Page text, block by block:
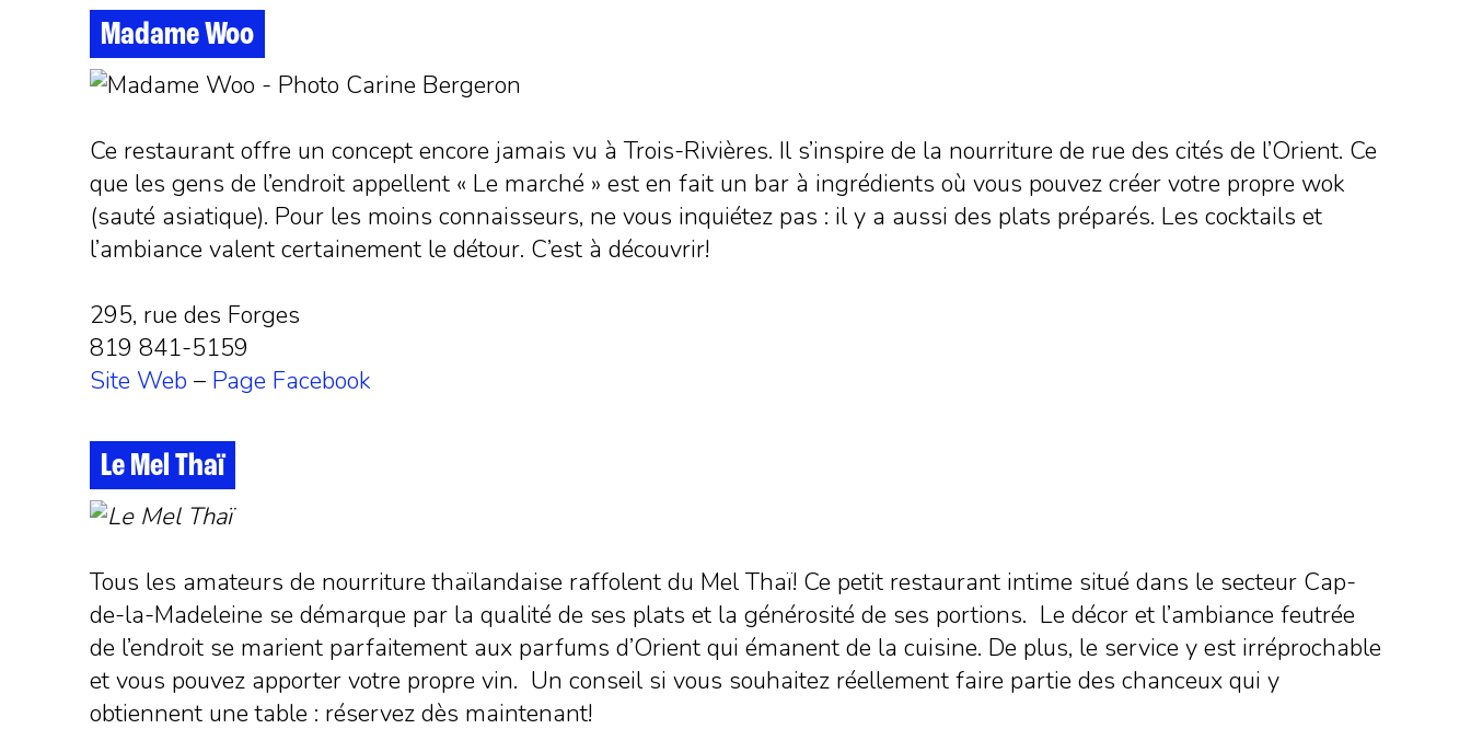
Madame Woo
Ce restaurant offre un concept encore jamais vu à Trois-Rivières. Il s’inspire de la nourriture de rue des cités de l’Orient. Ce
que les gens de l’endroit appellent « Le marché » est en fait un bar à ingrédients où vous pouvez créer votre propre wok
(sauté asiatique). Pour les moins connaisseurs, ne vous inquiétez pas : il y a aussi des plats préparés. Les cocktails et
l’ambiance valent certainement le détour. C’est à découvrir!
295, rue des Forges
819 841-5159
Site Web – Page Facebook
Le Mel Thaï
Tous les amateurs de nourriture thaïlandaise raffolent du Mel Thaï! Ce petit restaurant intime situé dans le secteur Cap-
de-la-Madeleine se démarque par la qualité de ses plats et la générosité de ses portions. Le décor et l’ambiance feutrée
de l’endroit se marient parfaitement aux parfums d’Orient qui émanent de la cuisine. De plus, le service y est irréprochable
et vous pouvez apporter votre propre vin. Un conseil si vous souhaitez réellement faire partie des chanceux qui y
obtiennent une table : réservez dès maintenant!